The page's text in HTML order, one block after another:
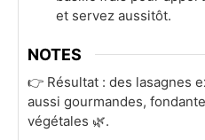
et servez aussitôt.
NOTES
👉 Résultat : des lasagnes
aussi gourmandes,
végétales 🌿.